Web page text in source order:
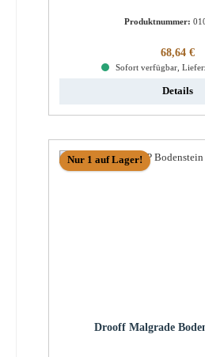
Produktnummer:
Regulärer
68,64 €
Sofort verfügbar,
Details
Nur 1 auf Lager!
Drooff Malgrade